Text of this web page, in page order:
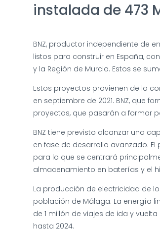
instalada de 473
BNZ, productor independiente de
listos para construir en España,
y la Región de Murcia. Estos se
Estos proyectos provienen de la
en septiembre de 2021. BNZ, que
proyectos, que pasarán a formar
BNZ tiene previsto alcanzar una
en fase de desarrollo avanzado.
para lo que se centrará
almacenamiento en baterías y el
La producción de electricidad de
población de Málaga. La energía
de 1 millón de viajes de ida y
hasta 2024.